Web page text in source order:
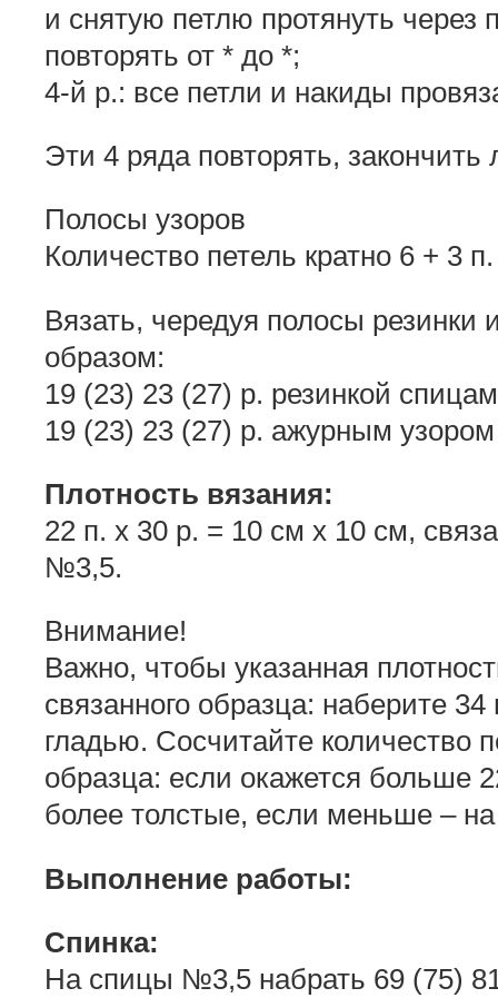
и снятую петлю протянуть через
повторять от * до *;
4-й р.: все петли и накиды
Эти 4 ряда повторять,
Полосы узоров
Количество петель кратно 6 + 3 п.
Вязать, чередуя полосы
образом:
19 (23) 23 (27) р. резинкой
19 (23) 23 (27) р. ажурным
Плотность вязания:
22 п. х 30 р. = 10 см х 10 см,
№3,5.
Внимание!
Важно, чтобы указанная
связанного образца: наберите
гладью. Сосчитайте количество
образца: если окажется больше
более толстые, если меньше –
Выполнение работы:
Спинка:
На спицы №3,5 набрать 69 (75)